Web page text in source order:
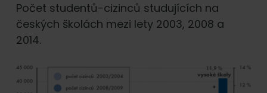
Počet studentů-cizinců studujících na
českých školách mezi lety 2003, 2008 a
2014.